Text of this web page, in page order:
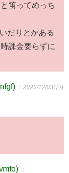
笛ってめっち
だりとかある
課金要らずに
：2023/12/03(日)
：